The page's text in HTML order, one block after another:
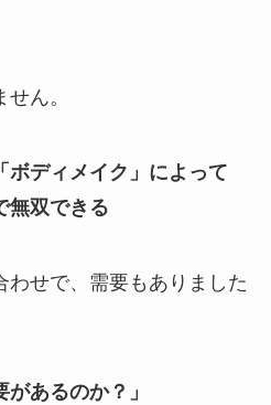
ん。
「ボディメイク」によって
無双できる
わせで、需要もありました
があるのか？」